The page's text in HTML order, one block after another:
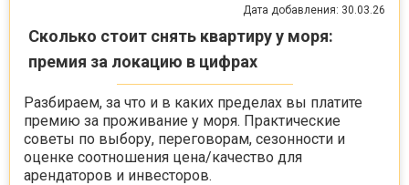
Дата добавления: 30.03.26
Сколько стоит снять квартиру у моря:
премия за локацию в цифрах
Разбираем, за что и в каких пределах вы платите
премию за проживание у моря. Практические
советы по выбору, переговорам, сезонности и
оценке соотношения цена/качество для
арендаторов и инвесторов.